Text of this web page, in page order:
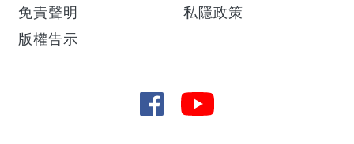
免責聲明
私隱政策
版權告示